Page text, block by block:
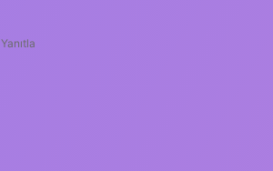
Yanıtla